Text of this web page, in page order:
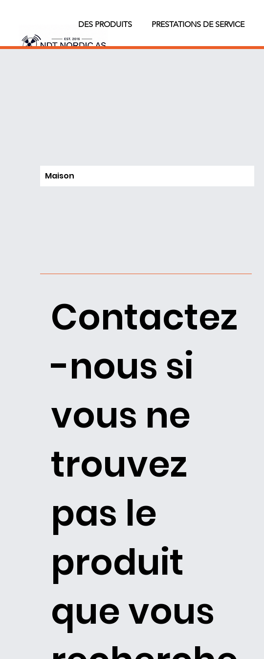
DES PRODUITS PRESTATIONS DE SERVICE
Maison
Contactez
-nous si
vous ne
trouvez
pas le
produit
que vous